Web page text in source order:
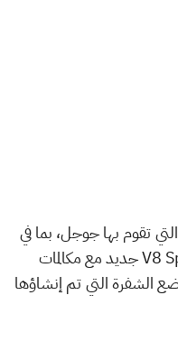
تقوم بها جوجل، بما في
ذلك مترجم V8 Sparkplug JavaScript جديد مع مكالمات
التي تم إنشاؤها